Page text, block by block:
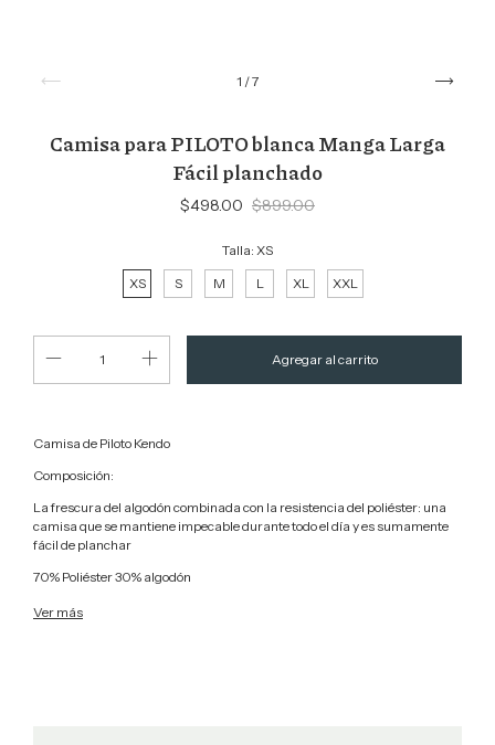
1 /7
Camisa para PILOTO blanca Manga Larga
Fácil planchado
$498.00 $899.00
Talla: XS
XS
S M L XL XXL
Camisa de Piloto Kendo
Composición:
La frescura del algodón combinada con la resistencia del poliéster: una
camisa que se mantiene impecable durante todo el día y es sumamente
fácil de planchar
70% Poliéster 30% algodón
Ver más